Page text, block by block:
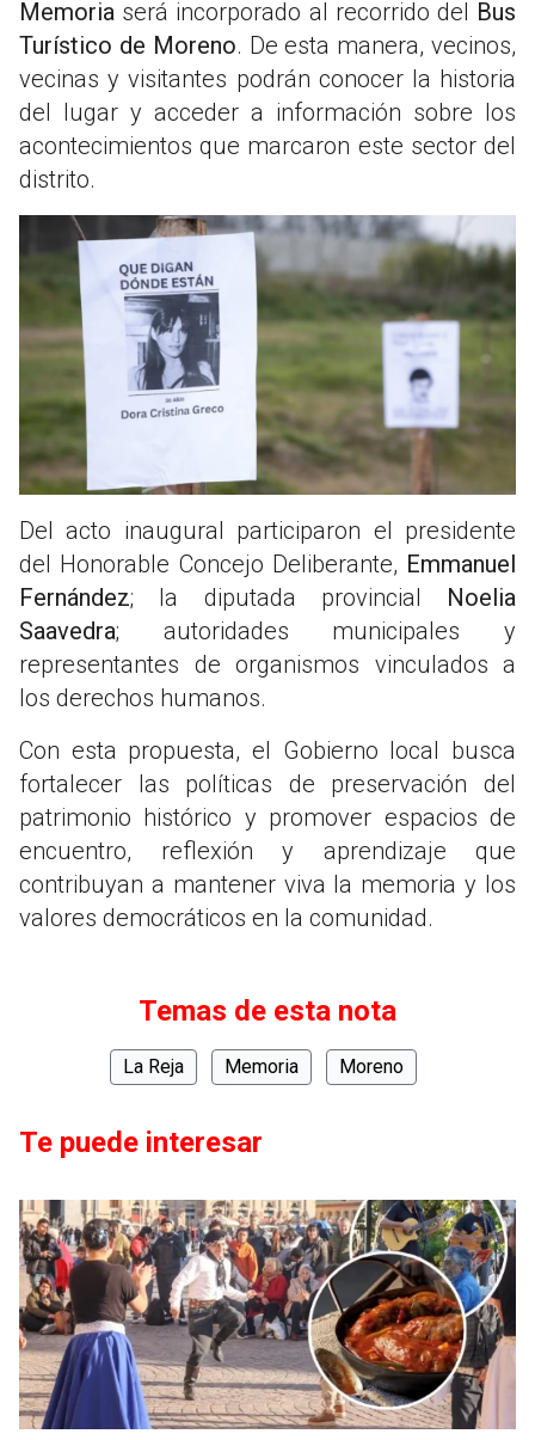
Memoria será incorporado al recorrido del Bus
Turístico de Moreno. De esta manera, vecinos,
vecinas y visitantes podrán conocer la historia
del lugar y acceder a información sobre los
acontecimientos que marcaron este sector del
distrito.
Del acto inaugural participaron el presidente
del Honorable Concejo Deliberante, Emmanuel
Fernández; la diputada provincial Noelia
Saavedra; autoridades municipales y
representantes de organismos vinculados a
los derechos humanos.
Con esta propuesta, el Gobierno local busca
fortalecer las políticas de preservación del
patrimonio histórico y promover espacios de
encuentro, reflexión y aprendizaje que
contribuyan a mantener viva la memoria y los
valores democráticos en la comunidad.
Temas de esta nota
La Reja Memoria Moreno
Te puede interesar